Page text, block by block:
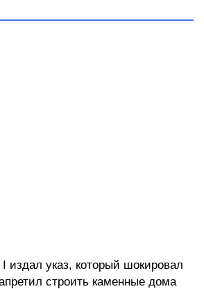
издал указ, который шокировал
строить каменные дома